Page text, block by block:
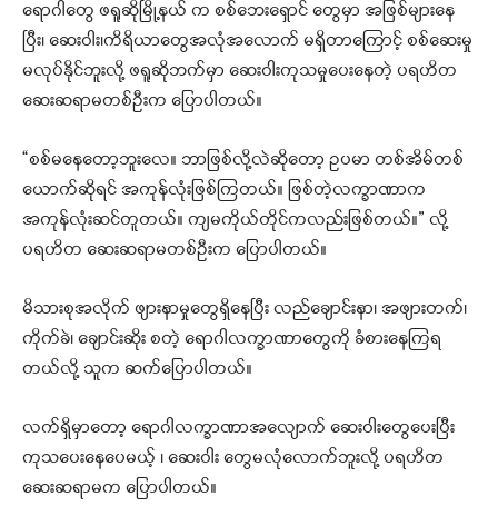
ရောဂါတွေ ဖရူဆိုမြို့နယ် က စစ်ဘေးရှောင် တွေမှာ အဖြစ်များနေ
ပြီး၊ ဆေးဝါး၊ကိရိယာတွေအလုံအလောက် မရှိတာကြောင့် စစ်ဆေးမှု
မလုပ်နိုင်ဘူးလို့ ဖရူဆိုဘက်မှာ ဆေးဝါးကုသမှုပေးနေတဲ့ ပရဟိတ
ဆေးဆရာမတစ်ဦးက ပြောပါတယ်။
“စစ်မနေတော့ဘူးလေ။ ဘာဖြစ်လို့လဲဆိုတော့ ဥပမာ တစ်အိမ်တစ်
ယောက်ဆိုရင် အကုန်လုံးဖြစ်ကြတယ်။ ဖြစ်တဲ့လက္ခာဏာက
အကုန်လုံးဆင်တူတယ်။ ကျမကိုယ်တိုင်ကလည်းဖြစ်တယ်။” လို့
ပရဟိတ ဆေးဆရာမတစ်ဦးက ပြောပါတယ်။
မိသားစုအလိုက် ဖျားနာမှုတွေရှိနေပြီး လည်ချောင်းနာ၊ အဖျားတက်၊
ကိုက်ခဲ၊ ချောင်းဆိုး စတဲ့ ရောဂါလက္ခာဏာတွေကို ခံစားနေကြရ
တယ်လို့ သူက ဆက်ပြောပါတယ်။
လက်ရှိမှာတော့ ရောဂါလက္ခာဏာအလျောက် ဆေးဝါးတွေပေးပြီး
ကုသပေးနေပေမယ့် ၊ ဆေးဝါး တွေမလုံလောက်ဘူးလို့ ပရဟိတ
ဆေးဆရာမက ပြောပါတယ်။